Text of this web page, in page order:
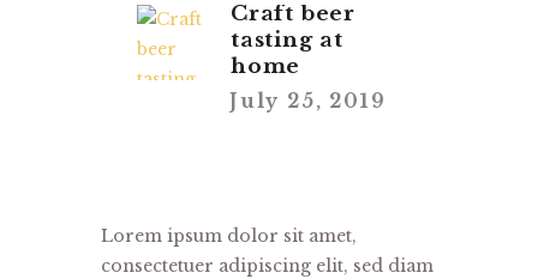
Craft beer
tasting at
home
July 25, 2019
Lorem ipsum dolor sit amet,
consectetuer adipiscing elit, sed diam